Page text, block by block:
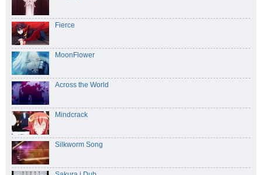
Fierce
MoonFlower
Across the World
Mindcrack
Silkworm Song